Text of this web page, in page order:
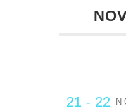
21 - 22